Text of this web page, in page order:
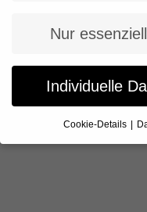
Nur
Individuelle
Cookie-Details